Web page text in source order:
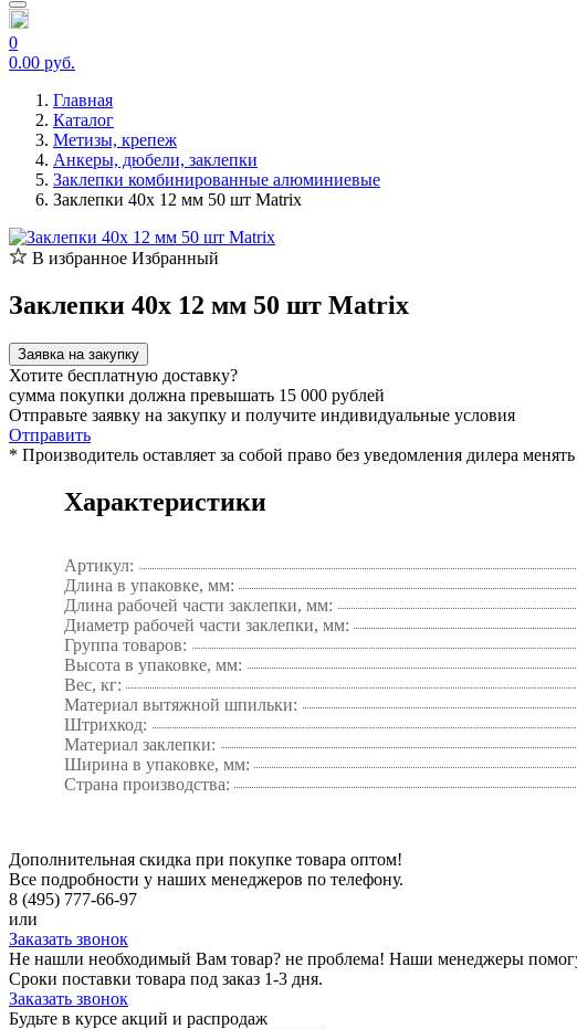
0
0.00 руб.
Главная
Каталог
Метизы, крепеж
Анкеры, дюбели, заклепки
Заклепки комбинированные алюминиевые
Заклепки 40х 12 мм 50 шт Matrix
В избранное Избранный
Заклепки 40х 12 мм 50 шт Matrix
Заявка на закупку
Хотите бесплатную доставку?
сумма покупки должна превышать 15 000 рублей
Отправьте заявку на закупку и получите индивидуальные условия
Отправить
* Производитель оставляет за собой право без уведомления дилера
Характеристики
Артикул:
Длина в упаковке, мм:
Длина рабочей части заклепки, мм:
Диаметр рабочей части заклепки, мм:
Группа товаров:
Высота в упаковке, мм:
Вес, кг:
Материал вытяжной шпильки:
Штрихкод:
Материал заклепки:
Ширина в упаковке, мм:
Страна производства:
Дополнительная скидка при покупке товара оптом!
Все подробности у наших менеджеров по телефону.
8 (495) 777-66-97
или
Заказать звонок
Не нашли необходимый Вам товар? не проблема! Наши менеджеры
Сроки поставки товара под заказ 1-3 дня.
Заказать звонок
Будьте в курсе акций и распродаж